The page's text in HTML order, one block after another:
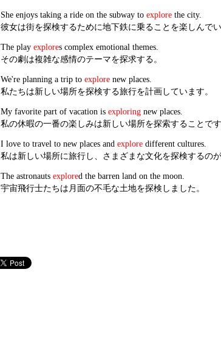
She enjoys taking a ride on the subway to explore the city.
彼女は街を探検するために地下鉄に乗ることを楽しんでい
The play explores complex emotional themes.
その劇は複雑な感情のテーマを探求する。
We're planning a trip to explore new places.
私たちは新しい場所を探検する旅行を計画しています。
My favorite part of vacation is exploring new places.
私の休暇の一番の楽しみは新しい場所を探索することです
I love to travel to new places and explore different cultures.
私は新しい場所に旅行し、さまざまな文化を探検するのが
The astronauts explored the barren land on the moon.
宇宙飛行士たちは月面の不毛な土地を探検しました。